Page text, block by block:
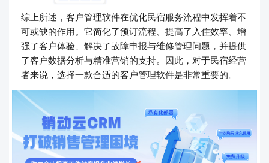
综上所述，客户管理软件在优化民宿服务流程中发挥着不
可或缺的作用。它简化了预订流程、提高了入住效率、增
强了客户体验、解决了故障申报与维修管理问题，并提供
了客户数据分析与精准营销的支持。因此，对于民宿经营
者来说，选择一款合适的客户管理软件是非常重要的。